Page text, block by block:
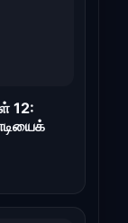
12: